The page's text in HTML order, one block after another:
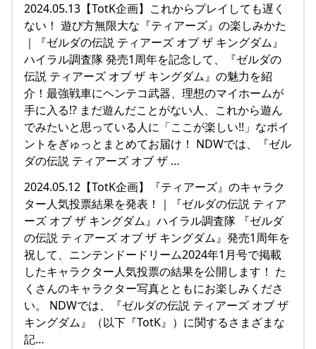
2024.05.13【TotK企画】これからプレイしても遅く
ない！ 遊び方無限大な『ティアーズ』の楽しみかた
｜『ゼルダの伝説 ティアーズ オブ ザ キングダム』
ハイラル調査隊 発売1周年を記念して、『ゼルダの
伝説 ティアーズ オブ ザ キングダム』の魅力を紹
介！最強戦車にヘンテコ武器、理想のマイホームが
手に入る!? まだ遊んだことがない人、これから遊ん
でみたいと思っている人に「ここが楽しい!!」なポイ
ントをぎゅっとまとめてお届け！ NDWでは、『ゼル
ダの伝説 ティアーズ オブ ザ …
2024.05.12【TotK企画】『ティアーズ』のキャラク
ター人気投票結果を発表！｜『ゼルダの伝説 ティア
ーズ オブ ザ キングダム』ハイラル調査隊 『ゼルダ
の伝説 ティアーズ オブ ザ キングダム』発売1周年を
祝して、ニンテンドードリーム2024年1月号で掲載
したキャラクター人気投票の結果を公開します！ た
くさんのキャラクター写真とともにお楽しみくださ
い。 NDWでは、『ゼルダの伝説 ティアーズ オブ ザ
キングダム』（以下『TotK』）に関するさまざまな
記…